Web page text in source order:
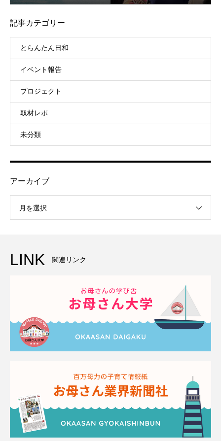
記事カテゴリー
とらんたん日和
イベント報告
プロジェクト
取材レポ
未分類
アーカイブ
月を選択
LINK 関連リンク